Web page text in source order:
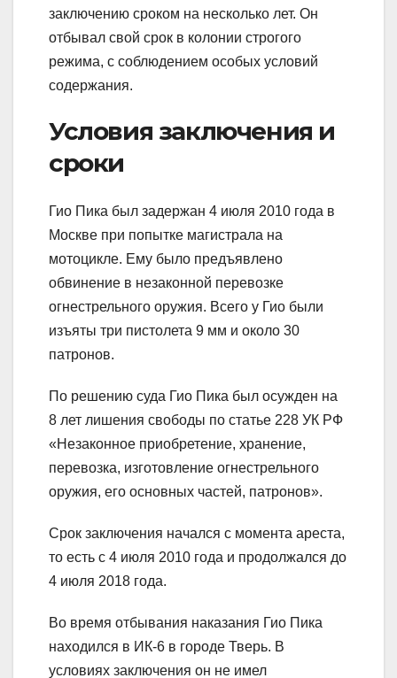
заключению сроком на несколько лет. Он
отбывал свой срок в колонии строгого
режима, с соблюдением особых условий
содержания.
Условия заключения и
сроки
Гио Пика был задержан 4 июля 2010 года в
Москве при попытке магистрала на
мотоцикле. Ему было предъявлено
обвинение в незаконной перевозке
огнестрельного оружия. Всего у Гио были
изъяты три пистолета 9 мм и около 30
патронов.
По решению суда Гио Пика был осужден на
8 лет лишения свободы по статье 228 УК РФ
«Незаконное приобретение, хранение,
перевозка, изготовление огнестрельного
оружия, его основных частей, патронов».
Срок заключения начался с момента ареста,
то есть с 4 июля 2010 года и продолжался до
4 июля 2018 года.
Во время отбывания наказания Гио Пика
находился в ИК-6 в городе Тверь. В
условиях заключения он не имел